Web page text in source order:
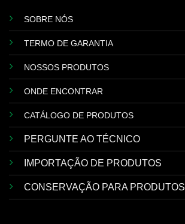
SOBRE NÓS
TERMO DE GARANTIA
NOSSOS PRODUTOS
ONDE ENCONTRAR
CATÁLOGO DE PRODUTOS
PERGUNTE AO TÉCNICO
IMPORTAÇÃO DE PRODUTOS
CONSERVAÇÃO PARA PRODUTOS